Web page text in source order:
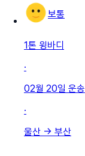
보통
1톤 윙바디
·
02월 20일 운송
·
울산 → 부산